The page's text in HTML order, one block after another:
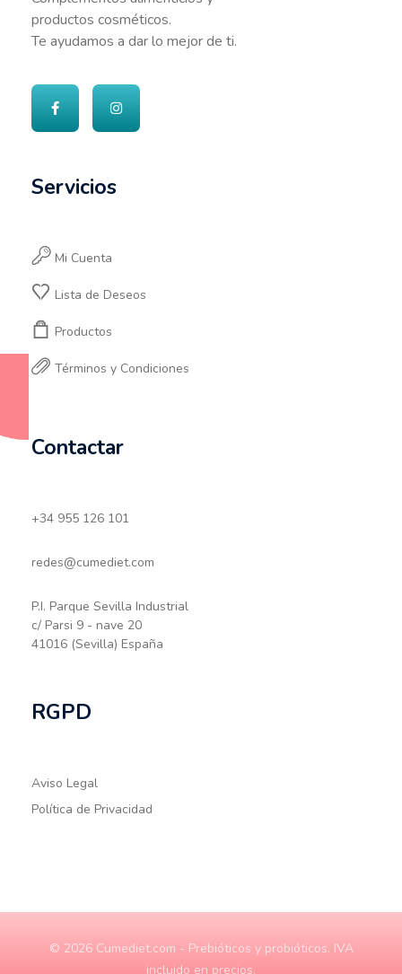
productos cosméticos.
Te ayudamos a dar lo mejor de ti.
Servicios
Mi Cuenta
Lista de Deseos
Productos
Términos y Condiciones
Contactar
+34 955 126 101
redes@cumediet.com
P.I. Parque Sevilla Industrial
c/ Parsi 9 - nave 20
41016 (Sevilla) España
RGPD
Aviso Legal
Política de Privacidad
© 2026 Cumediet.com - Prebióticos y probióticos. IVA
incluido en precios.